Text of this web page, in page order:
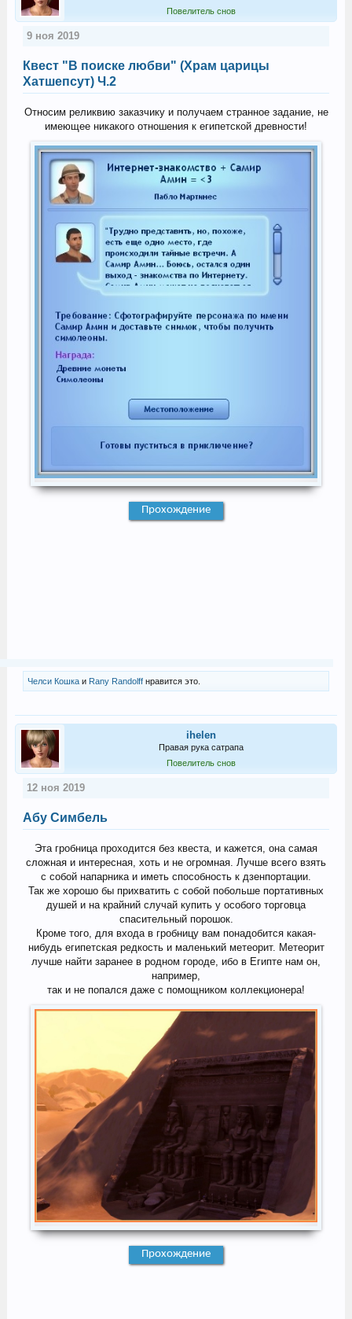
Повелитель снов
9 ноя 2019
Квест "В поиске любви" (Храм царицы
Хатшепсут) Ч.2
Относим реликвию заказчику и получаем странное задание, не
имеющее никакого отношения к египетской древности!
Прохождение
Челси Кошкаи Rany Randolffнравится это.
ihelen
Правая рука сатрапа
Повелитель снов
12 ноя 2019
Абу Симбель
Эта гробница проходится без квеста, и кажется, она самая
сложная и интересная, хоть и не огромная. Лучше всего взять
с собой напарника и иметь способность к дзенпортации.
Так же хорошо бы прихватить с собой побольше портативных
душей и на крайний случай купить у особого торговца
спасительный порошок.
Кроме того, для входа в гробницу вам понадобится какая-
нибудь египетская редкость и маленький метеорит. Метеорит
лучше найти заранее в родном городе, ибо в Египте нам он,
например,
так и не попался даже с помощником коллекционера!
Прохождение